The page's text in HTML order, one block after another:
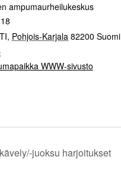
ampumaurheilukeskus
, Pohjois-Karjala 82200 Suomi
WWW-sivusto
juoksu harjoitukset